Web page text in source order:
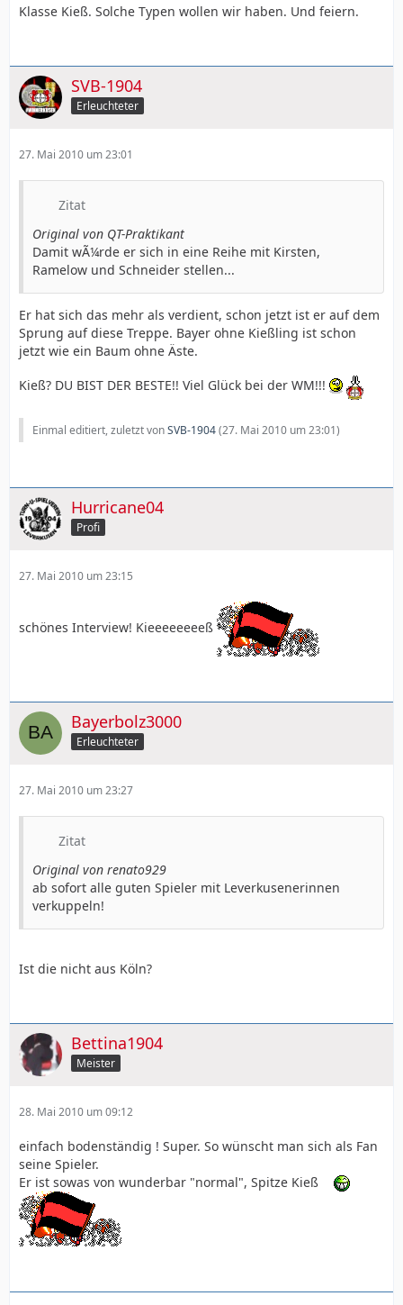
Klasse Kieß. Solche Typen wollen wir haben. Und feiern.
SVB-1904
Erleuchteter
27. Mai 2010 um 23:01
Zitat
Original von QT-Praktikant
Damit wÃ¼rde er sich in eine Reihe mit Kirsten,
Ramelow und Schneider stellen...
Er hat sich das mehr als verdient, schon jetzt ist er auf dem
Sprung auf diese Treppe. Bayer ohne Kießling ist schon
jetzt wie ein Baum ohne Äste.
Kieß? DU BIST DER BESTE!! Viel Glück bei der WM!!!
Einmal editiert, zuletzt vonSVB-1904(27. Mai 2010 um 23:01)
Hurricane04
Profi
27. Mai 2010 um 23:15
schönes Interview! Kieeeeeeeeß
Bayerbolz3000
Erleuchteter
27. Mai 2010 um 23:27
Zitat
Original von renato929
ab sofort alle guten Spieler mit Leverkusenerinnen
verkuppeln!
Ist die nicht aus Köln?
Bettina1904
Meister
28. Mai 2010 um 09:12
einfach bodenständig ! Super. So wünscht man sich als Fan
seine Spieler.
Er ist sowas von wunderbar "normal", Spitze Kieß